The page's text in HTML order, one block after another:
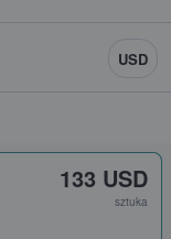
USD
133 USD
sztuka